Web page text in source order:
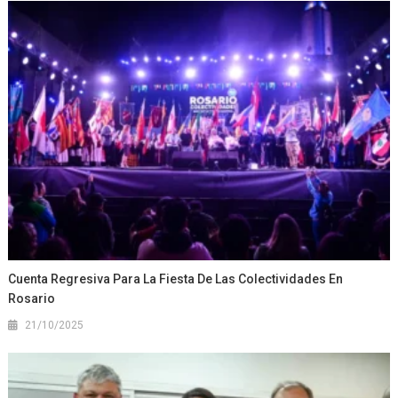
Cuenta Regresiva Para La Fiesta De Las Colectividades En
Rosario
21/10/2025